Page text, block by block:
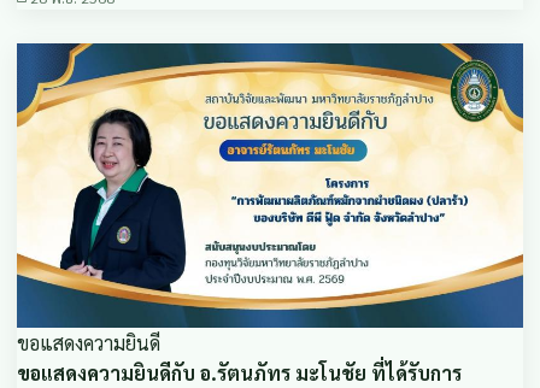
ขอแสดงความยินดี
ขอแสดงความยินดีกับ อ.รัตนภัทร มะโนชัย ที่ได้รับการ